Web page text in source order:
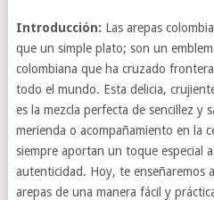
Introducción: Las arepas
que un simple plato; son un
colombiana que ha cruzado
todo el mundo. Esta delicia,
es la mezcla perfecta de sencillez y
merienda o acompañamiento en la
siempre aportan un toque especial
autenticidad. Hoy, te enseñaremos
arepas de una manera fácil y